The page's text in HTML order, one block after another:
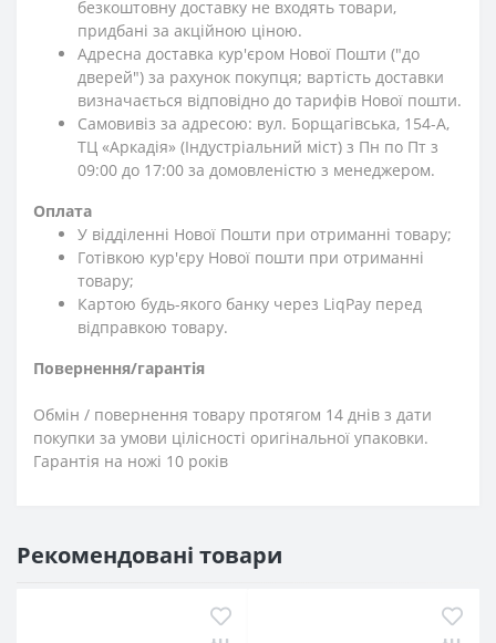
безкоштовну доставку не входять товари,
придбані за акційною ціною.
Адресна доставка кур'єром Нової Пошти ("до
дверей") за рахунок покупця; вартість доставки
визначається відповідно до тарифів Нової пошти.
Самовивіз за адресою: вул. Борщагівська, 154-А,
ТЦ «Аркадія» (Індустріальний міст) з Пн по Пт з
09:00 до 17:00 за домовленістю з менеджером.
Оплата
У відділенні Нової Пошти при отриманні товару;
Готівкою кур'єру Нової пошти при отриманні
товару;
Картою будь-якого банку через LiqPay перед
відправкою товару.
Повернення/гарантія
Обмін / повернення товару протягом 14 днів з дати
покупки за умови цілісності оригінальної упаковки.
Гарантія на ножі 10 років
Рекомендовані товари